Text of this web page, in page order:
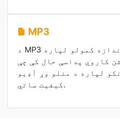
MP3
د MP3 فایلونه د فایل اندازه کمولو لپاره
کاروي پداسې حال کې چې
لپاره د منلو وړ آډیو
کیفیت ساتي.